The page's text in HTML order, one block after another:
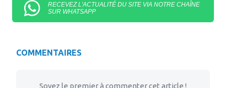
RECEVEZ L'ACTUALITÉ DU SITE VIA NOTRE CHAÎNE
SUR WHATSAPP
COMMENTAIRES
Soyez le premier à commenter cet article !